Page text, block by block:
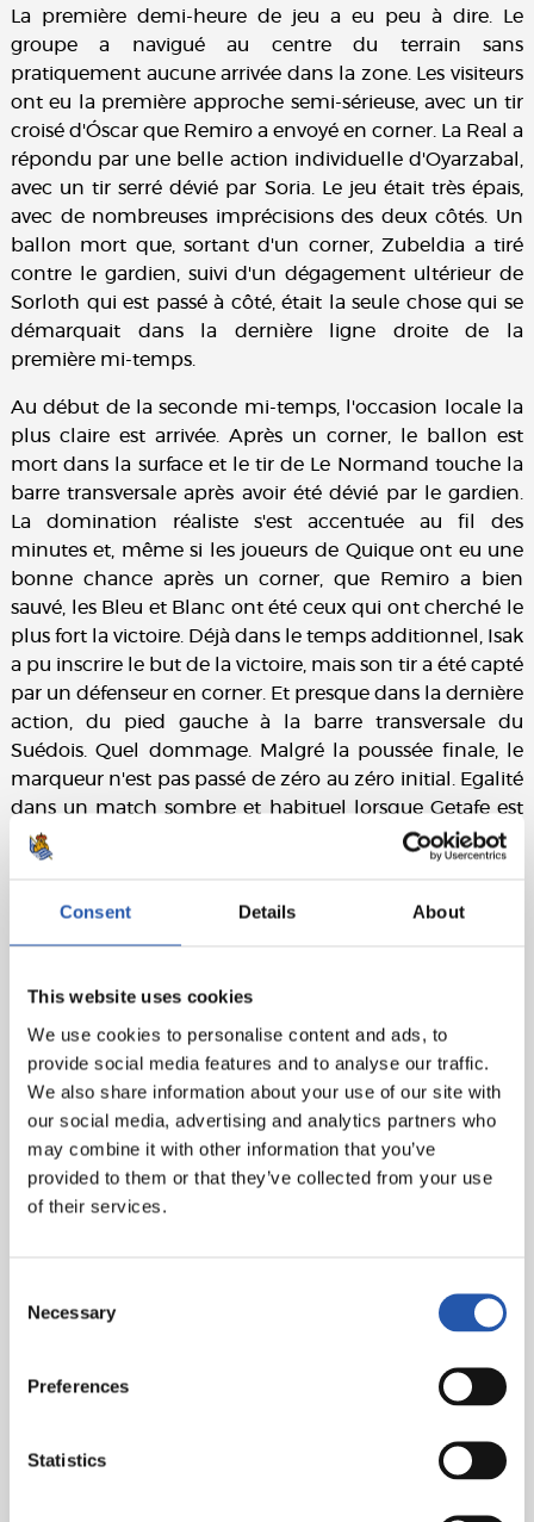
Consent Details About
This website uses cookies
We use cookies to personalise content and ads, to
provide social media features and to analyse our traffic.
We also share information about your use of our site with
our social media, advertising and analytics partners who
may combine it with other information that you’ve
provided to them or that they’ve collected from your use
of their services.
Selection
Necessary
Preferences
Statistics
La première demi-heure de jeu a eu peu à dire. Le
groupe a navigué au centre du terrain sans
pratiquement aucune arrivée dans la zone. Les visiteurs
ont eu la première approche semi-sérieuse, avec un tir
croisé d'Óscar que Remiro a envoyé en corner. La Real a
répondu par une belle action individuelle d'Oyarzabal,
avec un tir serré dévié par Soria. Le jeu était très épais,
avec de nombreuses imprécisions des deux côtés. Un
ballon mort que, sortant d'un corner, Zubeldia a tiré
contre le gardien, suivi d'un dégagement ultérieur de
Sorloth qui est passé à côté, était la seule chose qui se
démarquait dans la dernière ligne droite de la
première mi-temps.
Au début de la seconde mi-temps, l'occasion locale la
plus claire est arrivée. Après un corner, le ballon est
mort dans la surface et le tir de Le Normand touche la
barre transversale après avoir été dévié par le gardien.
La domination réaliste s'est accentuée au fil des
minutes et, même si les joueurs de Quique ont eu une
bonne chance après un corner, que Remiro a bien
sauvé, les Bleu et Blanc ont été ceux qui ont cherché le
plus fort la victoire. Déjà dans le temps additionnel, Isak
a pu inscrire le but de la victoire, mais son tir a été capté
par un défenseur en corner. Et presque dans la dernière
action, du pied gauche à la barre transversale du
Suédois. Quel dommage. Malgré la poussée finale, le
marqueur n'est pas passé de zéro au zéro initial. Egalité
dans un match sombre et habituel lorsque Getafe est
le rival. Un simple point. Allez, Real !
min.82), Rafael (Silva, min.69), Januzaj (Portu, min.69),
Getafe CF :David Soria, Djené (cap), Mitrovic, Cuenca,
Damián, Olivera, Arambarri, Maksimovic, Aleñá, Óscar
(Darío, min.85) et Mayoral (Mata, min.77).
Arbitre :Munuera Montero. Il a averti le Zubeldia local
et le visiteur Cuenca.